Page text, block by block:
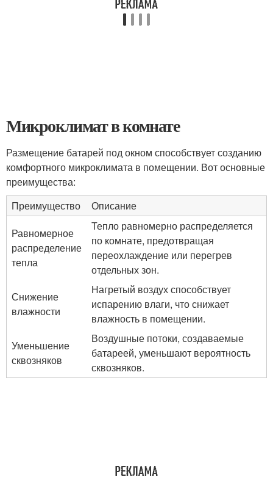
Микроклимат в комнате
Размещение батарей под окном способствует созданию
комфортного микроклимата в помещении. Вот основные
преимущества:
Преимущество
Описание
Равномерное
распределение
тепла
Тепло равномерно распределяется
по комнате, предотвращая
переохлаждение или перегрев
отдельных зон.
Снижение
влажности
Нагретый воздух способствует
испарению влаги, что снижает
влажность в помещении.
Уменьшение
сквозняков
Воздушные потоки, создаваемые
батареей, уменьшают вероятность
сквозняков.